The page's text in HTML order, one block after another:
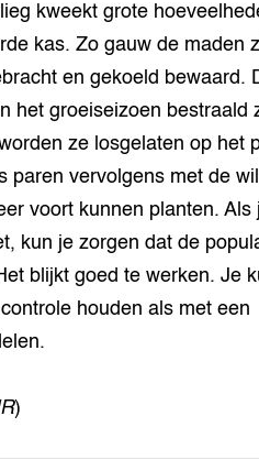
kweekt grote
kas. Zo gauw de maden
en gekoeld bewaard.
het groeiseizoen bestraald
ze losgelaten op het
paren vervolgens met de
voort kunnen planten. Als
kun je zorgen dat de
blijkt goed te werken. Je
houden als met een
)